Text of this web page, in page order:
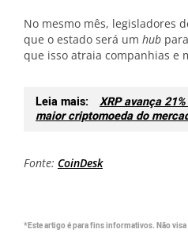
No mesmo mês, legisladores
que o estado será um hub
que isso atraia companhias e
Leia mais:
XRP avança
maior criptomoeda do
Fonte: CoinDesk
*Este artigo é para fins informativos. Não